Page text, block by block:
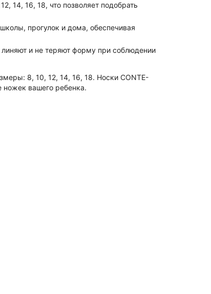
14, 16, 18, что позволяет подобрать
прогулок и дома, обеспечивая
и не теряют форму при соблюдении
8, 10, 12, 14, 16, 18. Носки CONTE-
ножек вашего ребенка.